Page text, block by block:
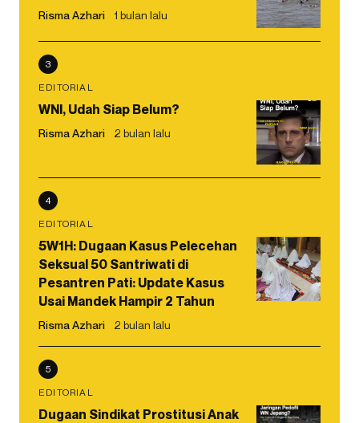
Risma Azhari 1 bulan lalu
3
EDITORIAL
WNI, Udah Siap Belum?
Risma Azhari 2 bulan lalu
4
EDITORIAL
5W1H: Dugaan Kasus Pelecehan
Seksual 50 Santriwati di
Pesantren Pati: Update Kasus
Usai Mandek Hampir 2 Tahun
Risma Azhari 2 bulan lalu
5
EDITORIAL
Dugaan Sindikat Prostitusi Anak